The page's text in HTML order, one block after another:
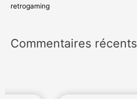
retrogaming
Commentaires récents